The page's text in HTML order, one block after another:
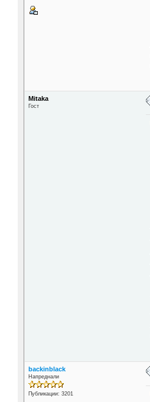
Mitaka
Гост
backinblack
Напреднали
Публикации: 3201